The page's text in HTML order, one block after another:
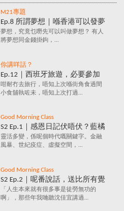
M21專題
Ep.8 所謂夢想｜喺香港可以發夢
嗎？夢想究竟係咩？追夢=金錢
+金錢+金錢？
夢想，究竟乜嘢先可以叫做夢想？ 有人
將夢想同金錢掛鉤，...
你講咩話？
Ep.12｜西班牙旅遊，必要參加
的文化慶典活動✈️ 跟住節日去旅
行～月月精彩！
咁耐冇去旅行，唔知上次喺街角食過間
小食舖執咗未，唔知上次打過...
Good Morning Class
S2 Ep.1｜感恩日記伏唔伏？藍橘
子為你解構，究竟係乜嘢原理，
每天寫低3件感恩事件，就會影
靈活多變，係呢個時代嘅關鍵字。金融
風暴、世紀疫症、虛擬空間，...
Good Morning Class
S2 Ep.2｜呢番說話，送比所有覺
得自己好失敗嘅人｜放棄好唔
好？堅持值唔值？人生到底有咩
「人生本來就有很多事是徒勞無功的
啊」，那些年我哋聽沈佳宜講過...